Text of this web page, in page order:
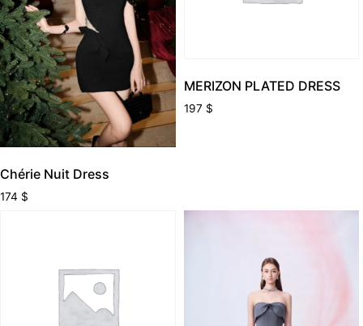
Chérie Nuit Dress
174 $
MERIZON PLATED DRESS
197 $